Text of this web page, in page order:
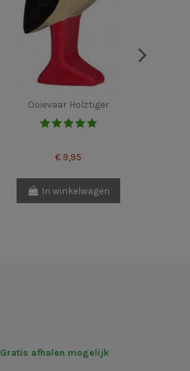
Ooievaar Holztiger
€ 9,95
In winkelwagen
Gratis afhalen mogelijk